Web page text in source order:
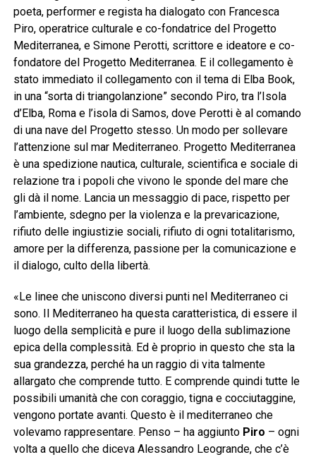
poeta, performer e regista ha dialogato con Francesca
Piro, operatrice culturale e co-fondatrice del Progetto
Mediterranea, e Simone Perotti, scrittore e ideatore e co-
fondatore del Progetto Mediterranea. E il collegamento è
stato immediato il collegamento con il tema di Elba Book,
in una “sorta di triangolanzione” secondo Piro, tra l’Isola
d’Elba, Roma e l’isola di Samos, dove Perotti è al comando
di una nave del Progetto stesso. Un modo per sollevare
l’attenzione sul mar Mediterraneo. Progetto Mediterranea
è una spedizione nautica, culturale, scientifica e sociale di
relazione tra i popoli che vivono le sponde del mare che
gli dà il nome. Lancia un messaggio di pace, rispetto per
l’ambiente, sdegno per la violenza e la prevaricazione,
rifiuto delle ingiustizie sociali, rifiuto di ogni totalitarismo,
amore per la differenza, passione per la comunicazione e
il dialogo, culto della libertà.
«Le linee che uniscono diversi punti nel Mediterraneo ci
sono. Il Mediterraneo ha questa caratteristica, di essere il
luogo della semplicità e pure il luogo della sublimazione
epica della complessità. Ed è proprio in questo che sta la
sua grandezza, perché ha un raggio di vita talmente
allargato che comprende tutto. E comprende quindi tutte le
possibili umanità che con coraggio, tigna e cocciutaggine,
vengono portate avanti. Questo è il mediterraneo che
volevamo rappresentare. Penso – ha aggiunto Piro – ogni
volta a quello che diceva Alessandro Leogrande, che c’è